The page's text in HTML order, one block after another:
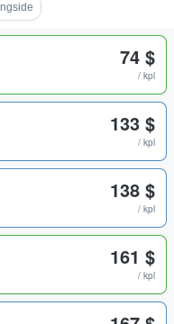
74 $
/ kpl
133 $
/ kpl
138 $
/ kpl
161 $
/ kpl